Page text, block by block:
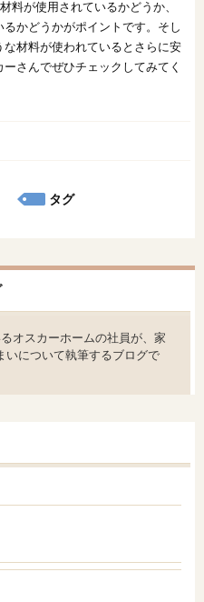
が使用されているかどうか、
かどうかがポイントです。そし
材料が使われているとさらに安
さんでぜひチェックしてみてく
タグ
オスカーホームの社員が、家
いについて執筆するブログで